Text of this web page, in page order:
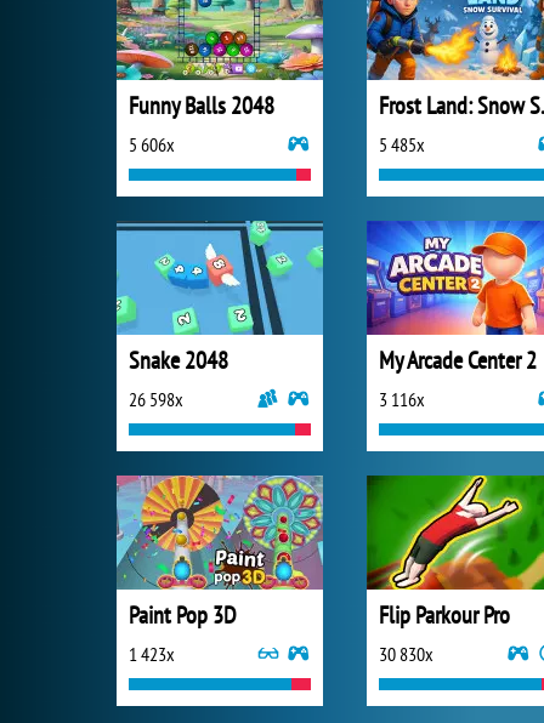
Funny Balls 2048
5 606x 5 485x
Snake 2048
26 598x
My Arcade Center 2
3 116x
Paint Pop 3D
1 423x
Flip Parkour Pro
30 830x